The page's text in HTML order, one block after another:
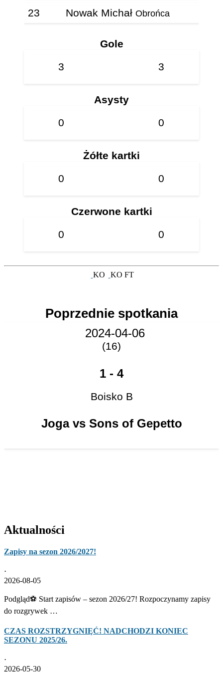
23 Nowak Michał Obrońca
Gole
3
3
Asysty
0
0
Żółte kartki
0
0
Czerwone kartki
0
0
KO KO FT
Poprzednie spotkania
2024-04-06
(16)
1 - 4
Boisko B
Joga vs Sons of Gepetto
Aktualności
Zapisy na sezon 2026/2027!
⋅
2026-08-05
Podgląd⚽ Start zapisów – sezon 2026/27! Rozpoczynamy zapisy
do rozgrywek …
CZAS ROZSTRZYGNIĘĆ! NADCHODZI KONIEC
SEZONU 2025/26.
⋅
2026-05-30